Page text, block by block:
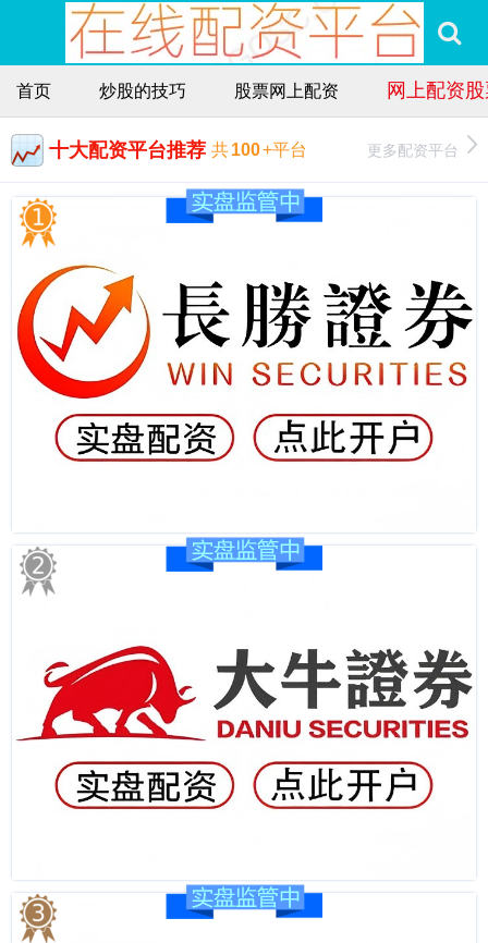
首页 炒股的技巧 股票网上配资 网上配资
十大配资平台推荐 共100+平台 更多配资平台